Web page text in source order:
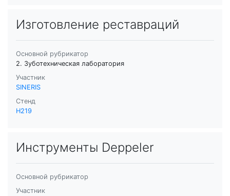
Изготовление реставраций
Основной рубрикатор
2. Зуботехническая лаборатория
Участник
SINERIS
Стенд
H219
Инструменты Deppeler
Основной рубрикатор
Участник